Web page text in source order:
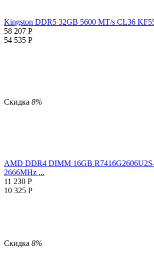
Kingston DDR5 32GB 5600 MT/s CL36
58 207 Р
54 535 Р
Скидка 8%
AMD DDR4 DIMM 16GB
2666MHz ...
11 230 Р
10 325 Р
Скидка 8%